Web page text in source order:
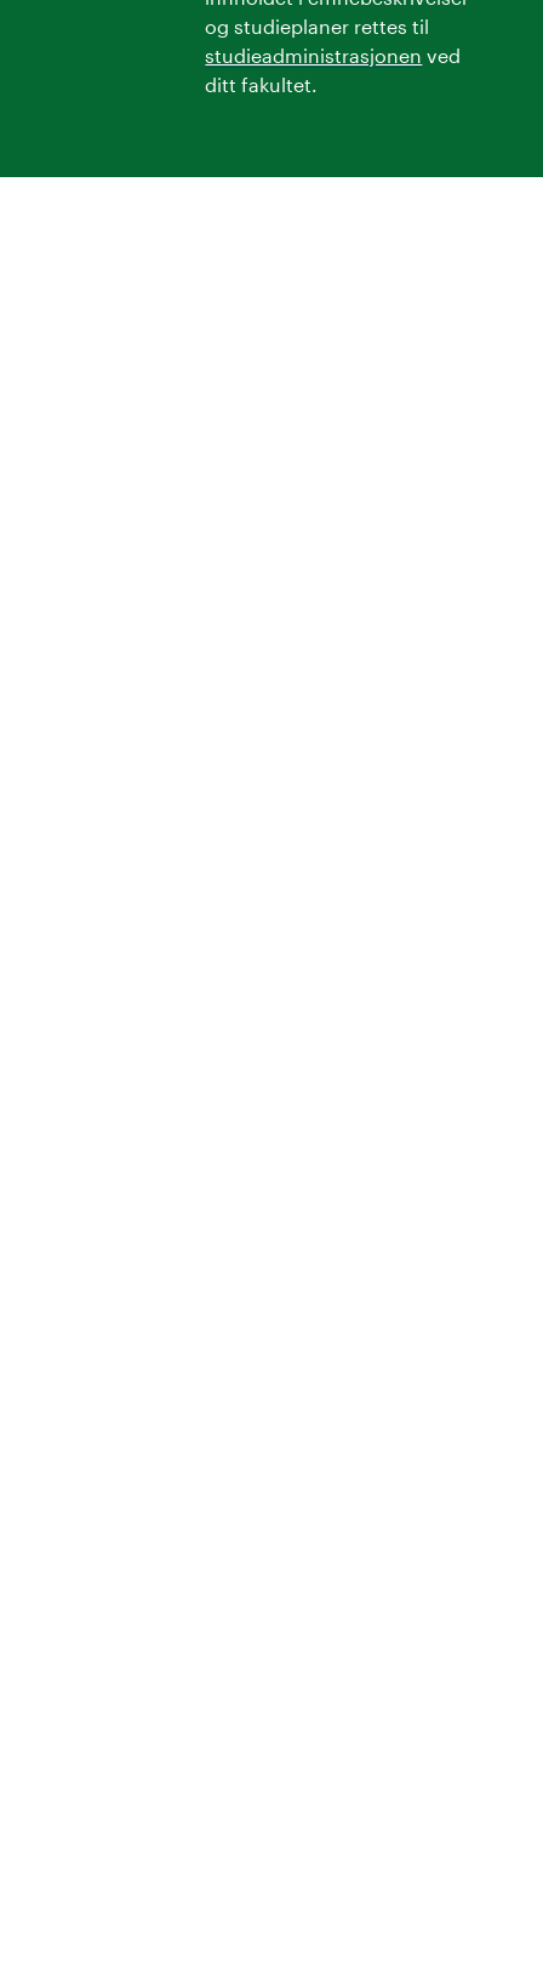
og studieplaner rettes til
studieadministrasjonen ved
ditt fakultet.